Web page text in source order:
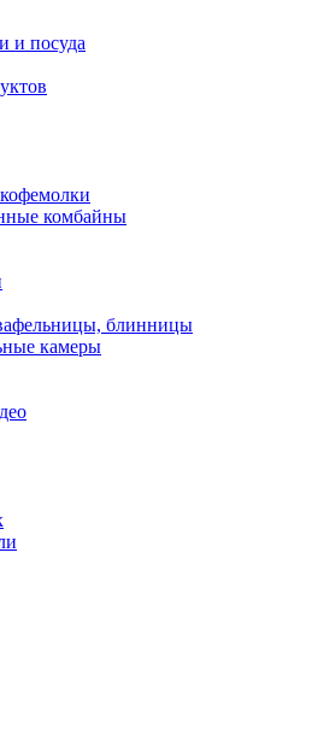
и посуда
комбайны
блинницы
камеры